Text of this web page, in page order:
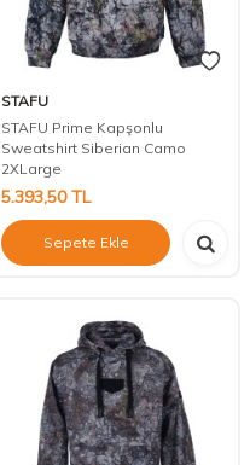
STAFU
STAFU Prime Kapşonlu
Sweatshirt Siberian Camo
2XLarge
5.393,50TL
Sepete Ekle